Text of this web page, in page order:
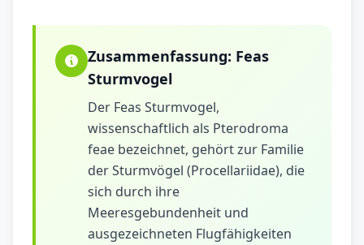
Zusammenfassung: Feas
Sturmvogel
Der Feas Sturmvogel,
wissenschaftlich als Pterodroma
feae bezeichnet, gehört zur Familie
der Sturmvögel (Procellariidae), die
sich durch ihre
Meeresgebundenheit und
ausgezeichneten Flugfähigkeiten